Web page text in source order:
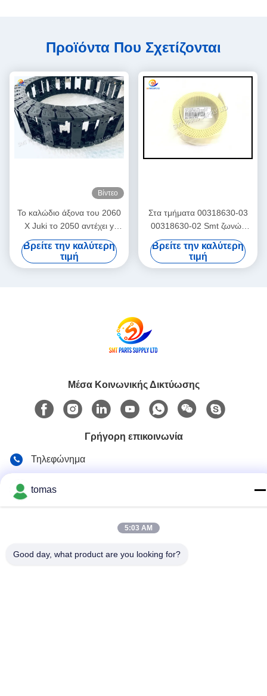
Προϊόντα Που Σχετίζονται
Βίντεο
Το καλώδιο άξονα του 2060
Χ Juki το 2050 αντέχει y
40069117 E205572900B
Βρείτε την καλύτερη
τιμή
Στα τμήματα 00318630-03
00318630-02 Smt ζωνών
άξονα Υ SIEMENS HS50
αποθεμάτων
Βρείτε την καλύτερη
τιμή
Μέσα Κοινωνικής Δικτύωσης
Γρήγορη επικοινωνία
Τηλεφώνημα
D-526, Haye Science Park, 93# Weihe Road, Suzhou
tomas
5:03 AM
Good day, what product are you looking for?